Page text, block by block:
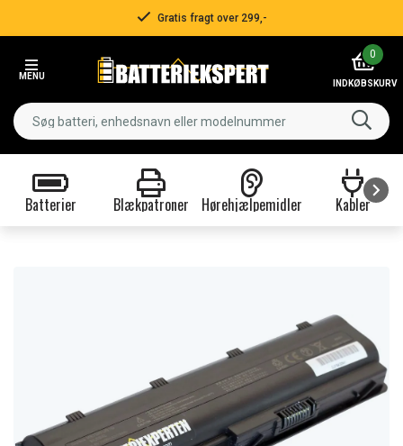
Gratis fragt over 299,-
MENU
0
INDKØBSKURV
Batterier Blækpatroner Hørehjælpemidler Kabler